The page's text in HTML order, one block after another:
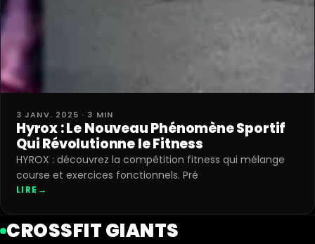
3 JANV. 2025 · 3 MIN
Hyrox : Le Nouveau Phénomène Sportif
Qui Révolutionne le Fitness
HYROX : découvrez la compétition fitness qui mélange
course et exercices fonctionnels. Pré
LIRE →
CROSSFIT GIANTS